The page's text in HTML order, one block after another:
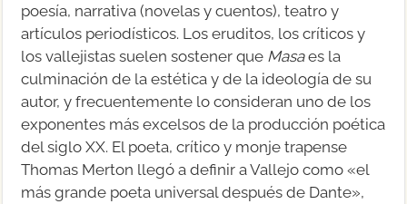
poesía, narrativa (novelas y cuentos), teatro y
artículos periodísticos. Los eruditos, los críticos y
los vallejistas suelen sostener que Masaes la
culminación de la estética y de la ideología de su
autor, y frecuentemente lo consideran uno de los
exponentes más excelsos de la producción poética
del siglo XX. El poeta, crítico y monje trapense
Thomas Merton llegó a definir a Vallejo como «el
más grande poeta universal después de Dante»,